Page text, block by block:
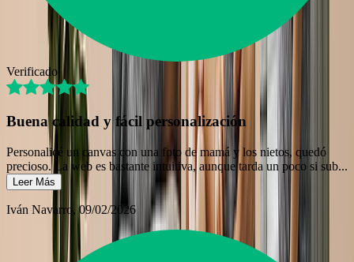
Verificado
Buena calidad y fácil personalización
Personalicé un canvas con una foto de mamá y los nietos, quedó
precioso. La web es bastante intuitiva, aunque tarda un poco si sub...
Leer Más
Iván Navarro , 09/02/2026